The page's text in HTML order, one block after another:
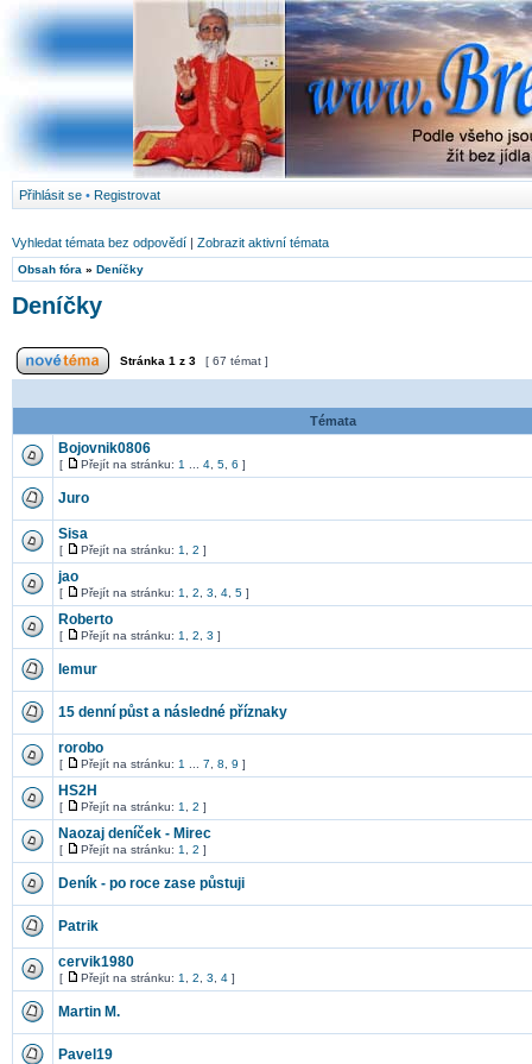
Přihlásit se • Registrovat
Vyhledat témata bez odpovědí | Zobrazit aktivní témata
Obsah fóra » Deníčky
Deníčky
Stránka 1 z 3 [ 67 témat ]
Témata
Bojovnik0806
[ Přejít na stránku: 1 4 5 6 ]
Juro
Sisa
[ Přejít na stránku: 1 2 ]
jao
[ Přejít na stránku: 1 2 3 4 5 ]
Roberto
[ Přejít na stránku: 1 2 3 ]
lemur
15 denní půst a následné příznaky
rorobo
[ Přejít na stránku: 1 7 8 9 ]
HS2H
[ Přejít na stránku: 1 2 ]
Naozaj deníček - Mirec
[ Přejít na stránku: 1 2 ]
Deník - po roce zase půstuji
Patrik
cervik1980
[ Přejít na stránku: 1 2 3 4 ]
Martin M.
Pavel19